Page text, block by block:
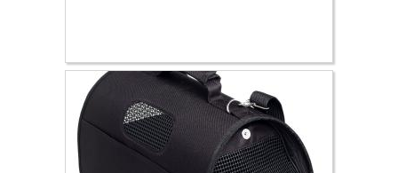
34.99 €